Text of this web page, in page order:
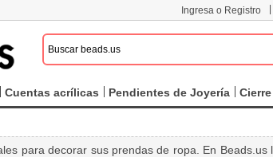
Ingresa o Registro
Cuentas acrílicas Pendientes de Joyería
para decorar sus prendas de ropa. En